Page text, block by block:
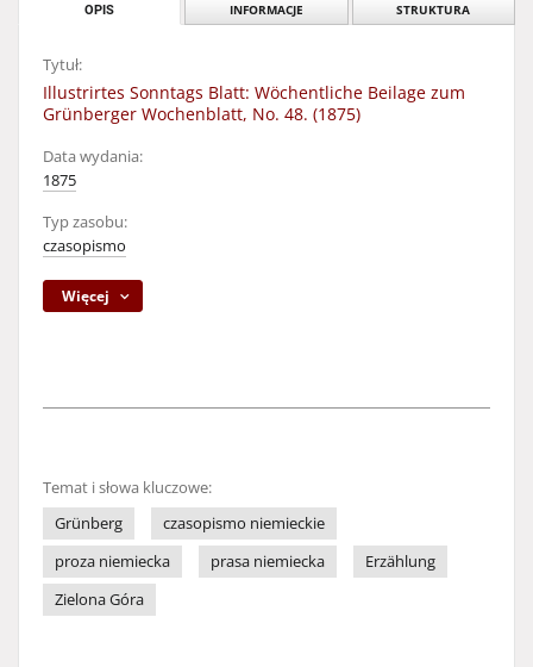
OPIS INFORMACJE STRUKTURA
Tytuł:
Illustrirtes Sonntags Blatt: Wöchentliche Beilage zum
Grünberger Wochenblatt, No. 48. (1875)
Data wydania:
1875
Typ zasobu:
czasopismo
Więcej
Temat i słowa kluczowe:
Grünberg
czasopismo niemieckie
proza niemiecka
prasa niemiecka
Erzählung
Zielona Góra